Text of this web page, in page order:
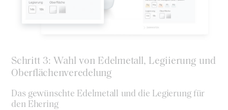
Schritt 3: Wahl von Edelmetall, Legiierung und
Oberflächenveredelung
Das gewünschte Edelmetall und die Legierung für
den Ehering